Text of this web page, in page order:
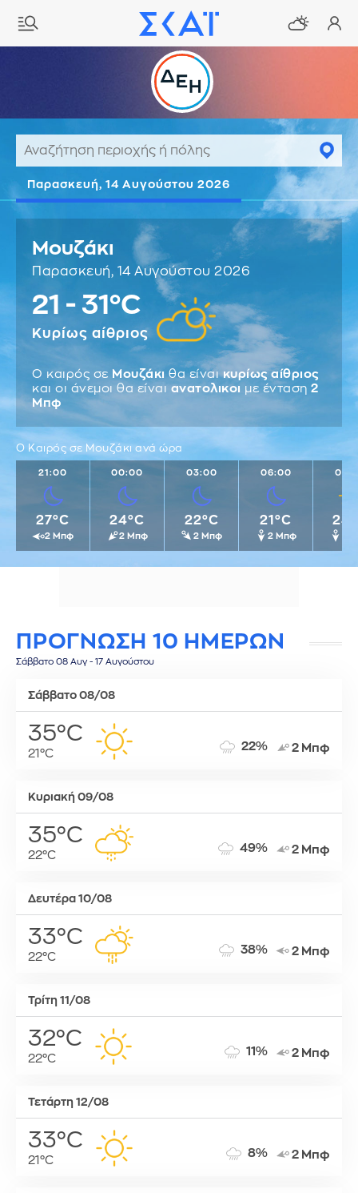
Παρασκευή, 14 Αυγούστου 2026
Μουζάκι
Παρασκευή, 14 Αυγούστου 2026
21 - 31°C
Κυρίως αίθριος
Ο καιρός σε Μουζάκι θα είναικυρίως αίθριος
και οι άνεμοι θα είναι ανατολικοι με ένταση 2
Μπφ
Ο Καιρός σε Μουζάκι ανά ώρα
21:00
27°C
2 Μπφ
00:00
24°C
2 Μπφ
03:00
22°C
2 Μπφ
06:00
21°C
2 Μπφ
ΠΡΟΓΝΩΣΗ 10 ΗΜΕΡΩΝ
Σάββατο 08 Αυγ - 17 Αυγούστου
Σάββατο 08/08
35°C
21°C
22% 2 Μπφ
Κυριακή 09/08
35°C
22°C
49% 2 Μπφ
Δευτέρα 10/08
33°C
22°C
38% 2 Μπφ
Τρίτη 11/08
32°C
22°C
11% 2 Μπφ
Τετάρτη 12/08
33°C
21°C
8% 2 Μπφ